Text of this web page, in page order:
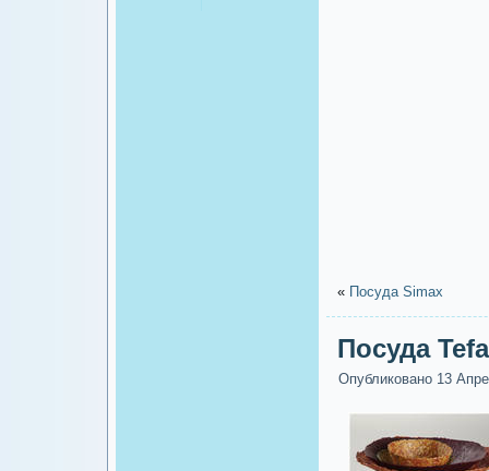
« Посуда Simax
Посуда
Опубликовано 13